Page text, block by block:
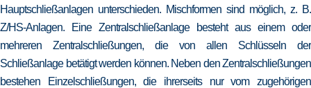
Hauptschließanlagen unterschieden. Mischformen sind möglich, z. B.
Z/HS-Anlagen. Eine Zentralschließanlage besteht aus einem oder
mehreren Zentralschließungen, die von allen Schlüsseln der
Schließanlage betätigt werden können. Neben den Zentralschließungen
bestehen Einzelschließungen, die ihrerseits nur vom zugehörigen